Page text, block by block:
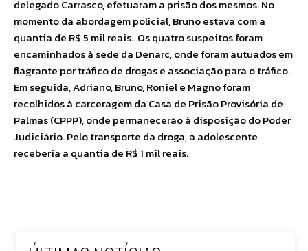
delegado Carrasco, efetuaram a prisão dos mesmos. No
momento da abordagem policial, Bruno estava com a
quantia de R$ 5 mil reais. Os quatro suspeitos foram
encaminhados à sede da Denarc, onde foram autuados em
flagrante por tráfico de drogas e associação para o tráfico.
Em seguida, Adriano, Bruno, Roniel e Magno foram
recolhidos à carceragem da Casa de Prisão Provisória de
Palmas (CPPP), onde permanecerão à disposição do Poder
Judiciário. Pelo transporte da droga, a adolescente
receberia a quantia de R$ 1 mil reais.